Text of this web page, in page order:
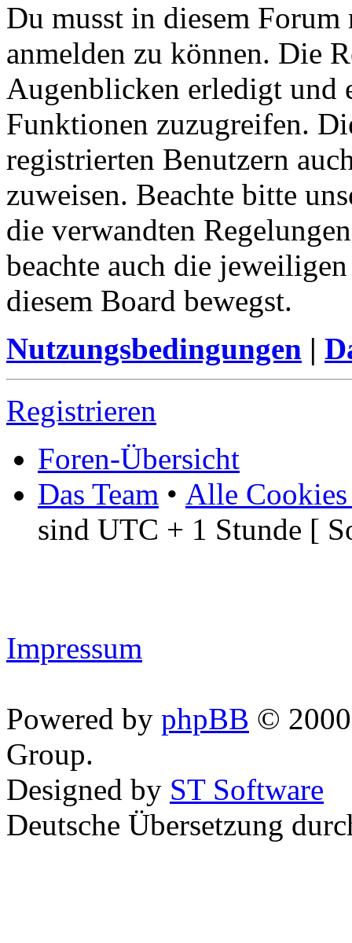
Du musst in diesem
anmelden zu können. Die
Augenblicken erledigt und
Funktionen zuzugreifen.
registrierten Benutzern
zuweisen. Beachte bitte
die verwandten
beachte auch die
diesem Board bewegst.
Nutzungsbedingungen |
Registrieren
Foren-Übersicht
Das Team • Alle Cookies
sind UTC + 1 Stunde [
Impressum
Powered by phpBB ©
Group.
Designed by ST Software
Deutsche Übersetzung